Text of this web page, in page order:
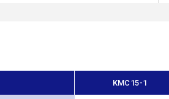
KMC15-1